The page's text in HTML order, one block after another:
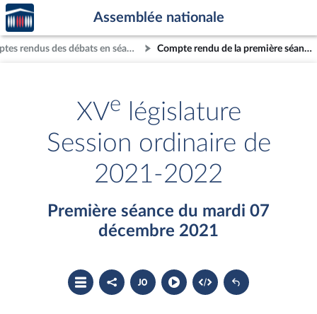
Aller au contenu
Aller en bas de la page
Accèder
à la
page
d'accueil
Assemblée nationale
Comptes rendus des débats en séance Compte rendu de la première séance du mardi 07 décembre 2021
XVe
législature
Session ordinaire de
2021-2022
Première séance du mardi 07
décembre 2021
Ouvrir
le
sommaire
Partager
le
compte
Accéder
au
document